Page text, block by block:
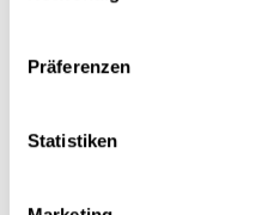
Präferenzen
Statistiken